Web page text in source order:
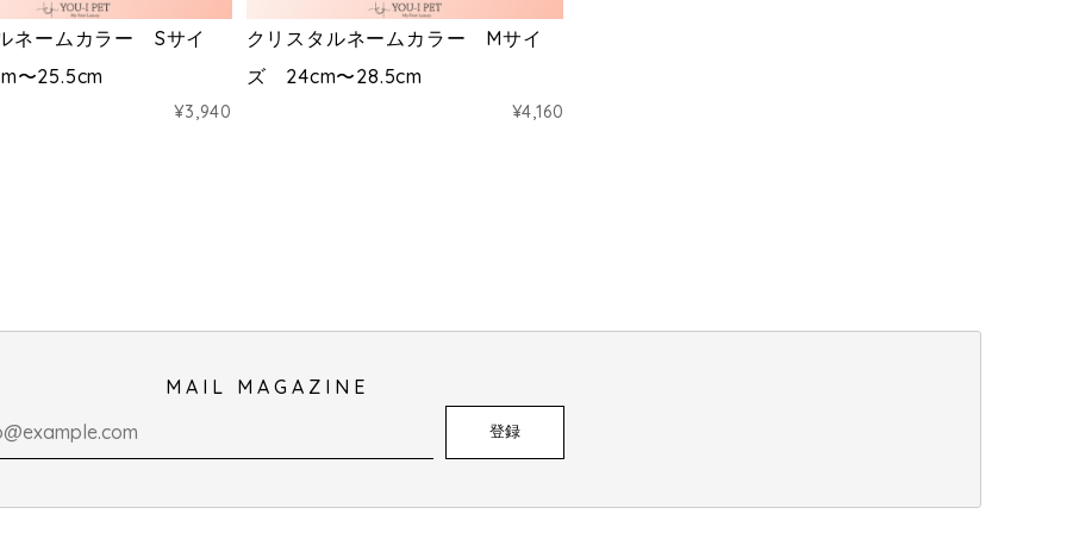
ネームカラー Sサイ
〜25.5cm
¥3,940
クリスタルネームカラー Mサイ
ズ 24cm〜28.5cm
¥4,160
MAIL MAGAZINE
登録